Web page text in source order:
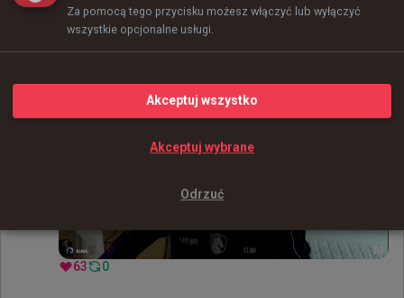
63 0
Za pomocą tego przycisku możesz włączyć lub wyłączyć
wszystkie opcjonalne usługi.
Odrzuć
Akceptuj wybrane
Akceptuj wszystko